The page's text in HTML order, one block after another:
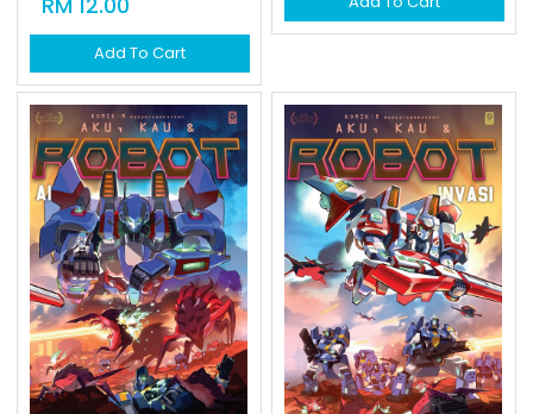
Add To Cart